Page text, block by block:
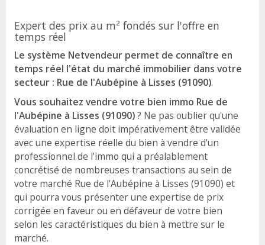
Expert des prix au m² fondés sur l'offre en
temps réel
Le système Netvendeur permet de connaître en
temps réel l'état du marché immobilier dans votre
secteur : Rue de l'Aubépine à Lisses (91090).
Vous souhaitez vendre votre bien immo Rue de
l'Aubépine à Lisses (91090)? Ne pas oublier qu'une
évaluation en ligne doit impérativement être validée
avec une expertise réelle du bien à vendre d'un
professionnel de l'immo qui a préalablement
concrétisé de nombreuses transactions au sein de
votre marché Rue de l'Aubépine à Lisses (91090) et
qui pourra vous présenter une expertise de prix
corrigée en faveur ou en défaveur de votre bien
selon les caractéristiques du bien à mettre sur le
marché.